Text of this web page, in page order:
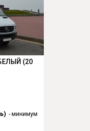
(20
- минимум